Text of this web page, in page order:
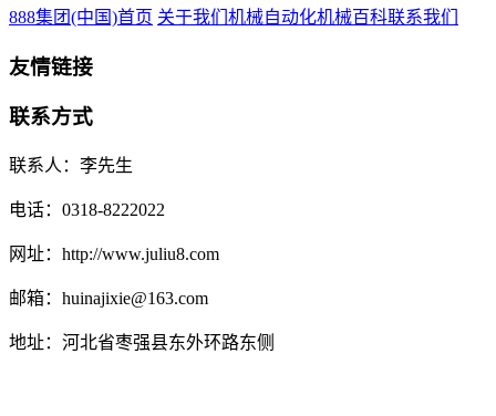
888集团(中国)首页 关于我们 机械自动化机械百科联系我们
友情链接
联系方式
联系人：李先生
电话：0318-8222022
网址：http://www.juliu8.com
邮箱：huinajixie@163.com
地址：河北省枣强县东外环路东侧